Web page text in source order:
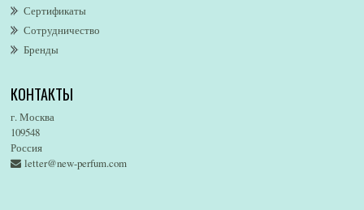
Alvarez Gomez
Alviero Martini
Alyson Oldoini
American Eagle
Amore Segreto
Amorino
Amouage
Сертификаты
Сотрудничество
Бренды
КОНТАКТЫ
г. Москва
109548
Россия
letter@new-perfum.com